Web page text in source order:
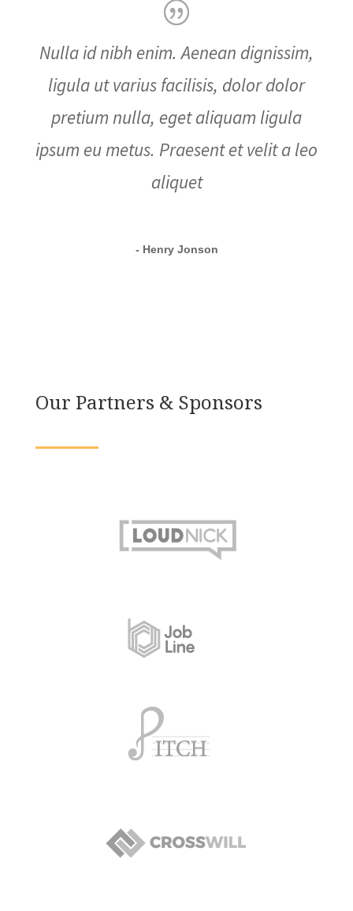
Nulla id nibh enim. Aenean dignissim,
ligula ut varius facilisis, dolor dolor
pretium nulla, eget aliquam ligula
ipsum eu metus. Praesent et velit a leo
aliquet
- Henry Jonson
Our Partners & Sponsors